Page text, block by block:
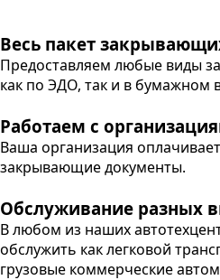
Весь пакет
Предоставляем любые виды
как по ЭДO, так и в бумажном
Работаем с
Ваша организация
закрывающие документы.
Обслуживание разных
В любом из наших
обслужить как легковой
грузовые коммерческие